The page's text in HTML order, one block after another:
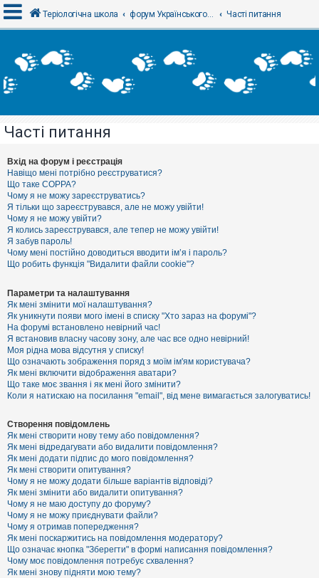
х
і
Р
є
с
т
р
а
ц
і
я
Т
м
и
б
е
з
в
і
д
п
о
в
і
е
й
А
к
т
и
в
н
і
т
е
м
и
Теріологічна школа форум Українського теріологічного товариства Часті питання
Часті питання
Вхід на форум і реєстрація
Навіщо мені потрібно реєструватися?
Що таке COPPA?
Чому я не можу зареєструватись?
Я тільки що зареєструвався, але не можу увійти!
Чому я не можу увійти?
Я колись зареєструвався, але тепер не можу увійти!
Я забув пароль!
Чому мені постійно доводиться вводити ім’я і пароль?
Що робить функція "Видалити файли cookie"?
Параметри та налаштування
Як мені змінити мої налаштування?
Як уникнути появи мого імені в списку "Хто зараз на форумі"?
На форумі встановлено невірний час!
Я встановив власну часову зону, але час все одно невірний!
Моя рідна мова відсутня у списку!
Що означають зображення поряд з моїм ім'ям користувача?
Як мені включити відображення аватари?
Що таке моє звання і як мені його змінити?
Коли я натискаю на посилання "email", від мене вимагається залогуватись!
Створення повідомлень
Як мені створити нову тему або повідомлення?
Як мені відредагувати або видалити повідомлення?
Як мені додати підпис до мого повідомлення?
Як мені створити опитування?
Чому я не можу додати більше варіантів відповіді?
Як мені змінити або видалити опитування?
Чому я не маю доступу до форуму?
Чому я не можу приєднувати файли?
Чому я отримав попередження?
Як мені поскаржитись на повідомлення модератору?
Що означає кнопка "Зберегти" в формі написання повідомлення?
Чому моє повідомлення потребує схвалення?
Як мені знову підняти мою тему?